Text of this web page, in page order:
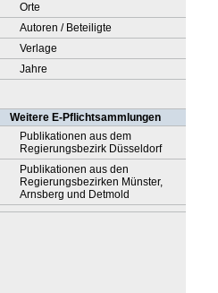
Orte
Autoren / Beteiligte
Verlage
Jahre
Weitere E-Pflichtsammlungen
Publikationen aus dem
Regierungsbezirk Düsseldorf
Publikationen aus den
Regierungsbezirken Münster,
Arnsberg und Detmold